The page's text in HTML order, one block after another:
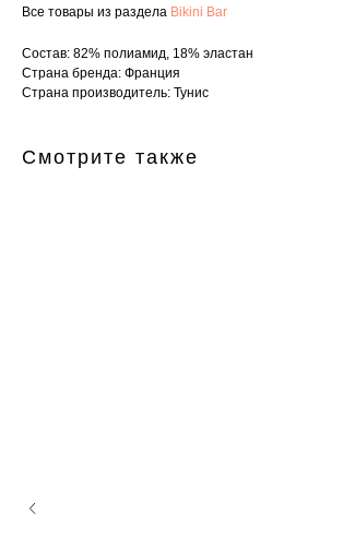
Все товары из раздела Bikini Bar
Состав: 82% полиамид, 18% эластан
Страна бренда: Франция
Страна производитель: Тунис
Смотрите также